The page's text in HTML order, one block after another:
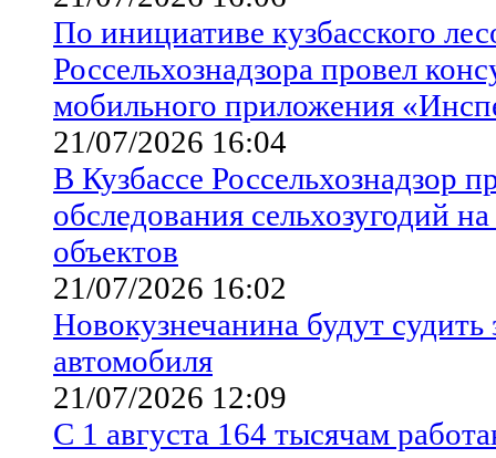
По инициативе кузбасского
Россельхознадзора провел
мобильного приложения
21/07/2026 16:04
В Кузбассе Россельхознадзор
обследования сельхозугодий
объектов
21/07/2026 16:02
Новокузнечанина будут
автомобиля
21/07/2026 12:09
С 1 августа 164 тысячам